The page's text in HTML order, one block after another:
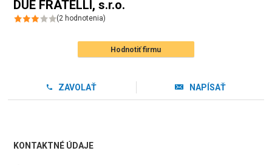
DUE FRATELLI, s.r.o.
(2 hodnotenia)
Hodnotiť firmu
ZAVOLAŤ NAPÍSAŤ
KONTAKTNÉ ÚDAJE